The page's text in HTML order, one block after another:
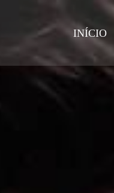
INÍCIO